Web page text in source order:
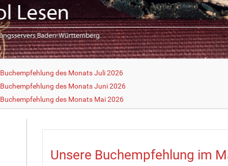
Buchempfehlung des Monats Juli 2026
Buchempfehlung des Monats Juni 2026
Buchempfehlung des Monats Mai 2026
Unsere Buchempfehlung im